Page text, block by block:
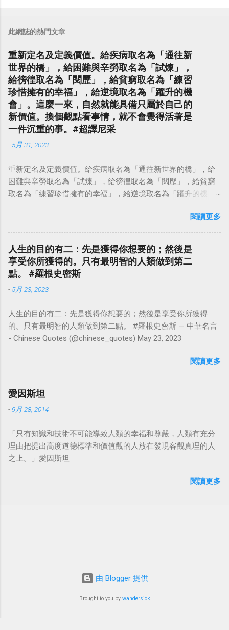
此網誌的熱門文章
重新定名及定義價值。給疾病取名為「通往新
世界的橋」，給困難與辛勞取名為「試煉」，
給徬徨取名為「閱歷」，給貧窮取名為「練習
珍惜擁有的幸福」，給逆境取名為「躍升的機
會」。這麼一來，自然就能具備只屬於自己的
新價值。換個觀點看事情，就不會覺得活著是
一件沉重的事。#超譯尼采
- 5月 31, 2023
重新定名及定義價值。給疾病取名為「通往新世界的橋」，給
困難與辛勞取名為「試煉」，給徬徨取名為「閱歷」，給貧窮
取名為「練習珍惜擁有的幸福」，給逆境取名為「躍升的機
點看事情，就不會覺得活著是一件沉重的事。#超譯尼采 — 中
華名言 - Chinese Quotes (@chinese_quotes) May 23, 2023
閱讀更多
人生的目的有二：先是獲得你想要的；然後是
享受你所獲得的。只有最明智的人類做到第二
點。 #羅根史密斯
- 5月 23, 2023
人生的目的有二：先是獲得你想要的；然後是享受你所獲得
的。只有最明智的人類做到第二點。 #羅根史密斯 — 中華名言
- Chinese Quotes (@chinese_quotes) May 23, 2023
閱讀更多
愛因斯坦
- 9月 28, 2014
「只有知識和技術不可能導致人類的幸福和尊嚴，人類有充分
理由把提出高度道德標準和價值觀的人放在發現客觀真理的人
之上。」愛因斯坦
閱讀更多
由 Blogger 提供
Brought to you by wandersick